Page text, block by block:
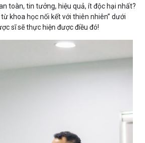
toàn, tin tưởng, hiệu quả, ít độc hại nhất?
khoa học nối kết với thiên nhiên” dưới
sĩ sẽ thực hiện được điều đó!